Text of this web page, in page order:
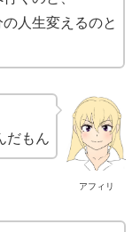
人生変えるのと
アフィリ
だもん